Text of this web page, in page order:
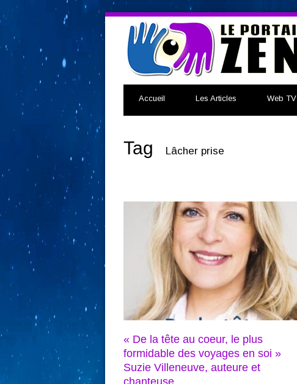
Accueil Les Articles Web TV
Tag Lâcher prise
« De la tête au coeur, le plus
formidable des voyages en soi »
Suzie Villeneuve, auteure et
chanteuse